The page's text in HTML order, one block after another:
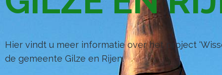
Hier vindt u meer informatie over het project
de gemeente Gilze en Rijen.